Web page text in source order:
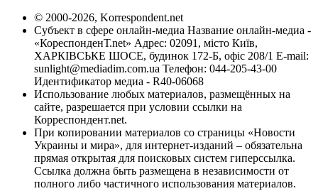
© 2000-2026, Korrespondent.net
Субъект в сфере онлайн-медиа Название онлайн-медиа -
«КореспонденТ.net» Адрес: 02091, місто Київ,
ХАРКІВСЬКЕ ШОСЕ, будинок 172-Б, офіс 208/1 E-mail:
sunlight@mediadim.com.ua Телефон: 044-205-43-00
Идентификатор медиа - R40-06068
Использование любых материалов, размещённых на
сайте, разрешается при условии ссылки на
Корреспондент.net.
При копировании материалов со страницы «Новости
Украины и мира», для интернет-изданий – обязательна
прямая открытая для поисковых систем гиперссылка.
Ссылка должна быть размещена в независимости от
полного либо частичного использования материалов.